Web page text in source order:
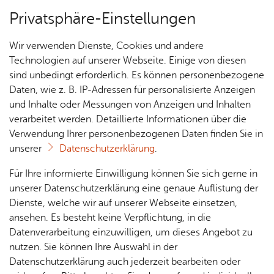
Über­sicht Bür­ger & Stadt
Rat­
haus &
Bür­
ger­
ser­vice
Rat­
häu­ser
Nach­
rich­
ten,
Vi­de­os
& Bil­
der
Me­di­
Jobs
Stel­
len­an­
ge­bo­te
Aus­bil­
dung &
Stu­di­
Bauen
& Um­
welt
Geo­
da­ten
Ge­
sund­
heit &
kum
Essen & Trin­ken
Re­stau­rant Gast­hof Krone
Ra­de­rach
Vor­le­sen
Schwä­bi­sche und in­ter­na­tio­na­le Spe­zia­li­tä­ten
sowie Mit­tags­tisch. Ge­müt­li­che Gast­stu­be mit
schö­nem Win­ter­gar­ten. Bier­gar­ten mit Berg- und
See­sicht.
Privatsphäre-Einstellungen
Wir verwenden Dienste, Cookies und andere
Technologien auf unserer Webseite. Einige von diesen
sind unbedingt erforderlich. Es können personenbezogene
Daten, wie z. B. IP-Adressen für personalisierte Anzeigen
und Inhalte oder Messungen von Anzeigen und Inhalten
verarbeitet werden. Detaillierte Informationen über die
Verwendung Ihrer personenbezogenen Daten finden Sie in
unserer
Datenschutzerklärung.
Für Ihre informierte Einwilligung können Sie sich gerne in
unserer Datenschutzerklärung eine genaue Auflistung der
Dienste, welche wir auf unserer Webseite einsetzen,
ansehen. Es besteht keine Verpflichtung, in die
Datenverarbeitung einzuwilligen, um dieses Angebot zu
nutzen. Sie können Ihre Auswahl in der
Datenschutzerklärung auch jederzeit bearbeiten oder